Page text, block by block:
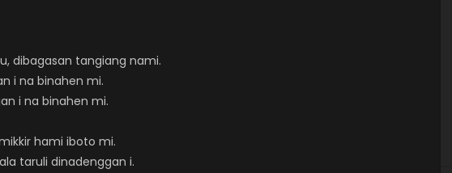
dibagasan tangiang nami.
i na binahen mi.
i na binahen mi.
hami iboto mi.
taruli dinadenggan i.